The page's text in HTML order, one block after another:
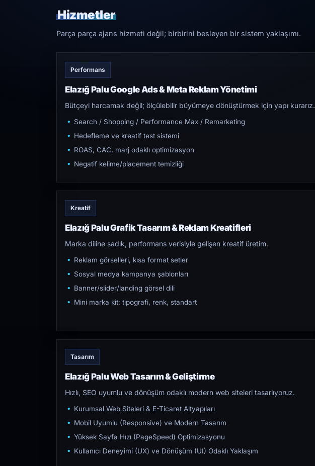
Hizmetler
Parça parça ajans hizmeti değil; birbirini besleyen bir sistem yaklaşımı.
Performans
Elazığ Palu Google Ads & Meta Reklam Yönetimi
Bütçeyi harcamak değil; ölçülebilir büyümeye dönüştürmek için yapı kurarız.
Search / Shopping / Performance Max / Remarketing
Hedefleme ve kreatif test sistemi
ROAS, CAC, marj odaklı optimizasyon
Negatif kelime/placement temizliği
Kreatif
Elazığ Palu Grafik Tasarım & Reklam Kreatifleri
Marka diline sadık, performans verisiyle gelişen kreatif üretim.
Reklam görselleri, kısa format setler
Sosyal medya kampanya şablonları
Banner/slider/landing görsel dili
Mini marka kit: tipografi, renk, standart
Tasarım
Elazığ Palu Web Tasarım & Geliştirme
Hızlı, SEO uyumlu ve dönüşüm odaklı modern web siteleri tasarlıyoruz.
Kurumsal Web Siteleri & E-Ticaret Altyapıları
Mobil Uyumlu (Responsive) ve Modern Tasarım
Yüksek Sayfa Hızı (PageSpeed) Optimizasyonu
Kullanıcı Deneyimi (UX) ve Dönüşüm (UI) Odaklı Yaklaşım